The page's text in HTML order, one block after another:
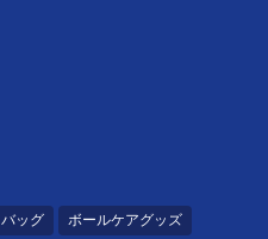
バッグ ボールケアグッズ